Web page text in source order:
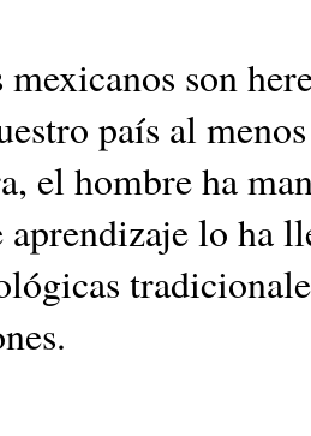
mexicanos son
país al
el hombre ha
lo ha